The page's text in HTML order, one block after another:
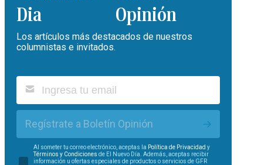
Opinión
Los artículos más destacados de nuestros
columnistas e invitados.
Regístrate a Boletín Opinión
Al someter tu correo electrónico, aceptas la Política de Privacidad y
Términos y Condiciones de El Nuevo Día. Además, aceptas recibir
información u ofertas especiales de productos o servicios de GFR